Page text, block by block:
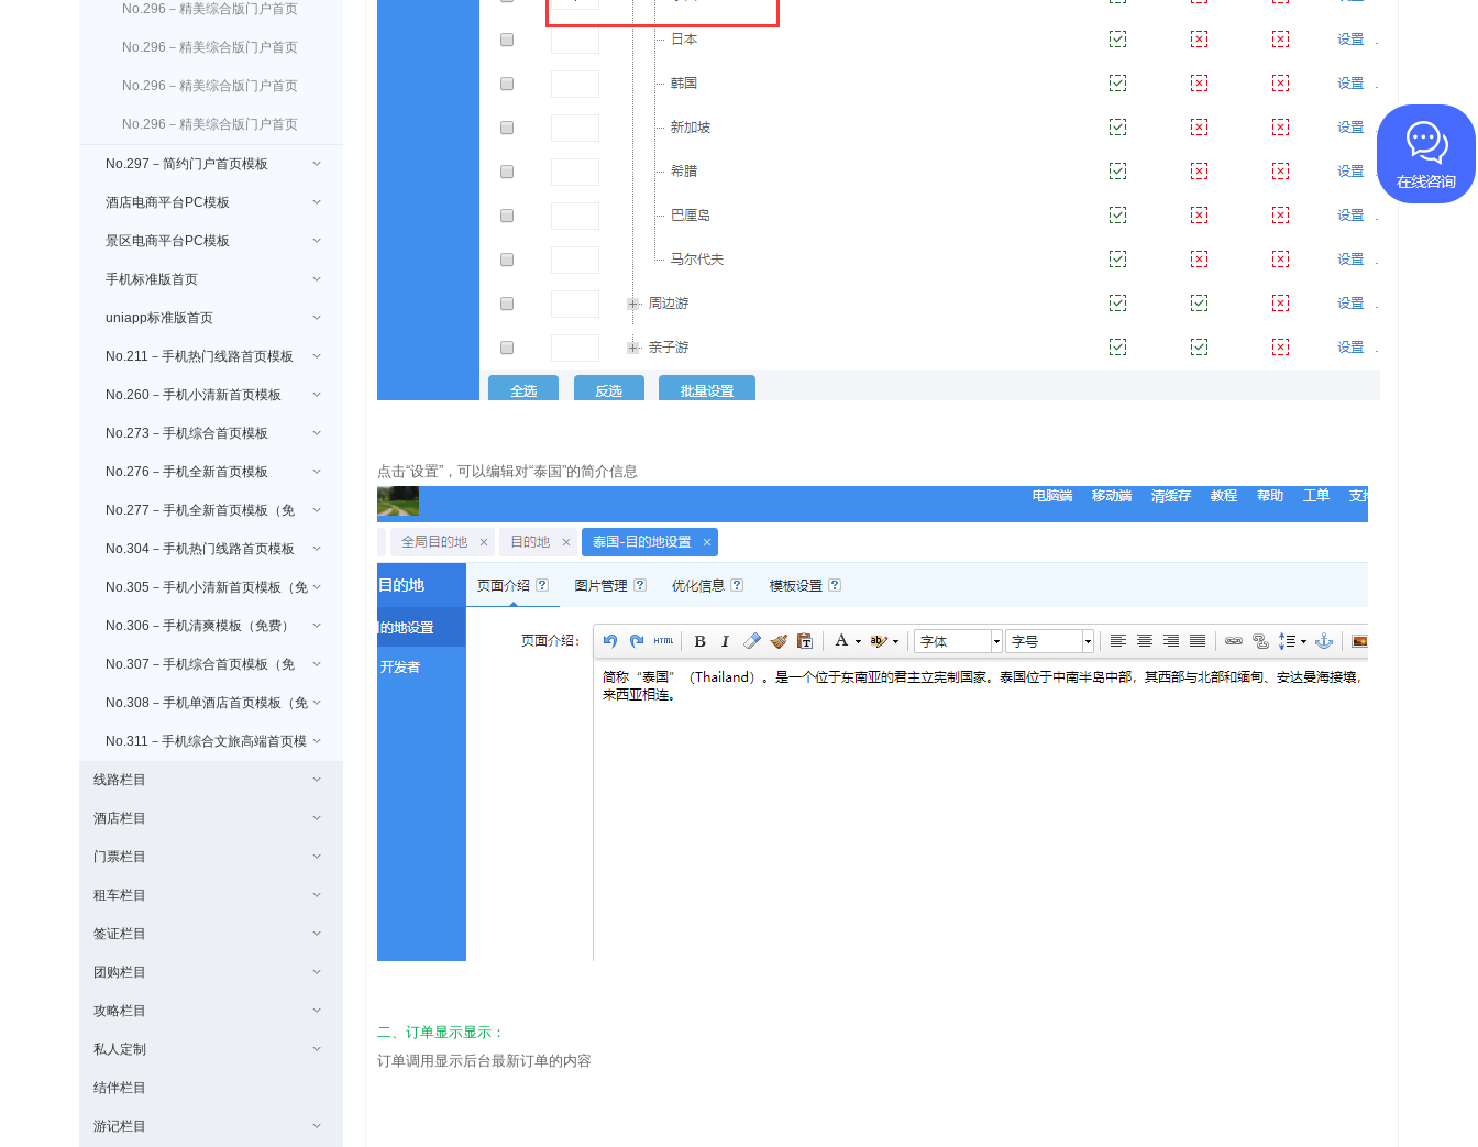
扩展栏目设置
No.296－精美综合版门户首页
相册设置
No.296－精美综合版门户首页
结伴设置
No.296－精美综合版门户首页
游记设置
No.296－精美综合版门户首页
攻略设置
No.297－简约门户首页模板
酒店电商平台PC模板
景区电商平台PC模板
手机标准版首页
uniapp标准版首页
No.211－手机热门线路首页模板
No.260－手机小清新首页模板
No.273－手机综合首页模板
No.276－手机全新首页模板
No.277－手机全新首页模板（免
费）
No.304－手机热门线路首页模板
（免费）
No.305－手机小清新首页模板（免
费）
No.306－手机清爽模板（免费）
No.307－手机综合首页模板（免
费）
No.308－手机单酒店首页模板（免
费）
No.311－手机综合文旅高端首页模
板（免费/uniapp版本）
线路栏目
酒店栏目
门票栏目
租车栏目
签证栏目
团购栏目
攻略栏目
私人定制
结伴栏目
游记栏目
点击“设置”，可以编辑对“泰国”的简介信息
二、订单显示显示：
订单调用显示后台最新订单的内容